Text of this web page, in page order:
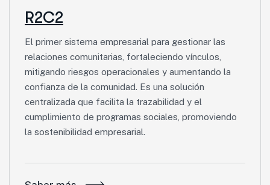
R2C2
El primer sistema empresarial para gestionar las
relaciones comunitarias, fortaleciendo vínculos,
mitigando riesgos operacionales y aumentando la
confianza de la comunidad. Es una solución
centralizada que facilita la trazabilidad y el
cumplimiento de programas sociales, promoviendo
la sostenibilidad empresarial.